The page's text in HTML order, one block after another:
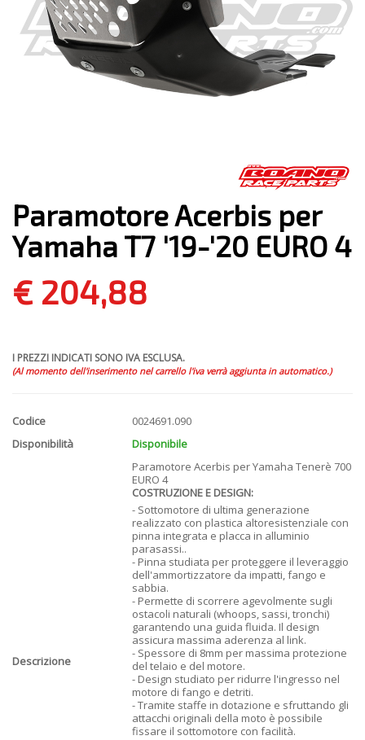
Paramotore Acerbis per
Yamaha T7 '19-'20 EURO 4
€ 204,88
I PREZZI INDICATI SONO IVA ESCLUSA.
(Al momento dell'inserimento nel carrello l'iva verrà aggiunta in automatico.)
Codice
0024691.090
Disponibilità
Disponibile
Descrizione
Paramotore Acerbis per Yamaha Tenerè 700
EURO 4
COSTRUZIONE E DESIGN:
- Sottomotore di ultima generazione
realizzato con plastica altoresistenziale con
pinna integrata e placca in alluminio
parasassi..
- Pinna studiata per proteggere il leveraggio
dell'ammortizzatore da impatti, fango e
sabbia.
- Permette di scorrere agevolmente sugli
ostacoli naturali (whoops, sassi, tronchi)
garantendo una guida fluida. Il design
assicura massima aderenza al link.
- Spessore di 8mm per massima protezione
del telaio e del motore.
- Design studiato per ridurre l'ingresso nel
motore di fango e detriti.
- Tramite staffe in dotazione e sfruttando gli
attacchi originali della moto è possibile
fissare il sottomotore con facilità.